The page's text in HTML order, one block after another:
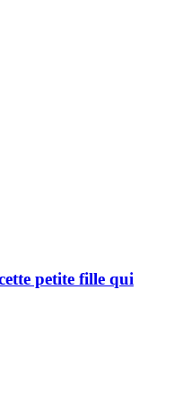
petite fille qui